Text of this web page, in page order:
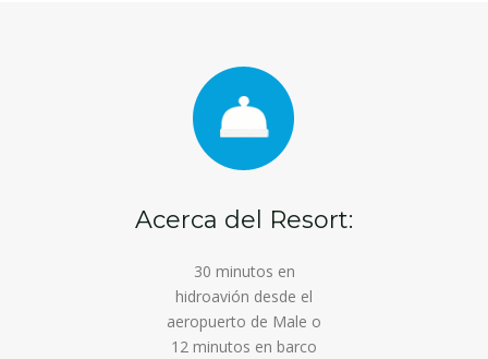
Acerca del Resort:
30 minutos en
hidroavión desde el
aeropuerto de Male o
12 minutos en barco